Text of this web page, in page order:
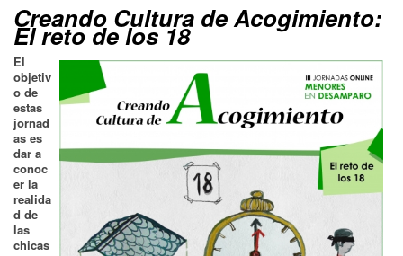
Creando Cultura de Acogimiento:
El reto de los 18
El
objetiv
o de
estas
jornad
as es
dar a
conoc
er la
realida
d de
las
chicas